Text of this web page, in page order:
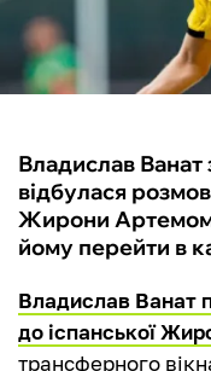
БУКМЕКЕРИ
Владислав Ванат
відбулася
Жирони
йому перейти в
Владислав Ванат
до іспанської
трансферного